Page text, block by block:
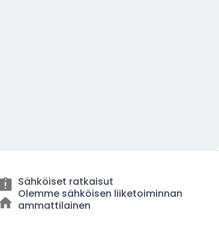
Sähköiset ratkaisut
Olemme sähköisen liiketoiminnan
ammattilainen